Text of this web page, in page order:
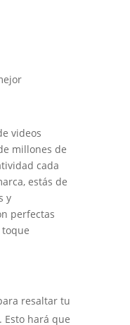
videos
millones de
cada
estás de
y
perfectas
resaltar tu
hará que